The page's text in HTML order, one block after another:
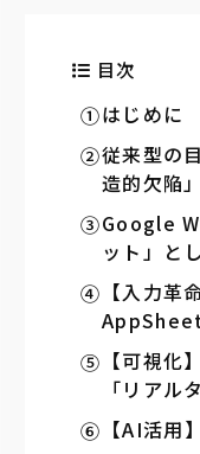
目次
はじめに
従来型の
造的欠陥」
Google
ット」と
【入力
【可視
「リアル
【AI活用